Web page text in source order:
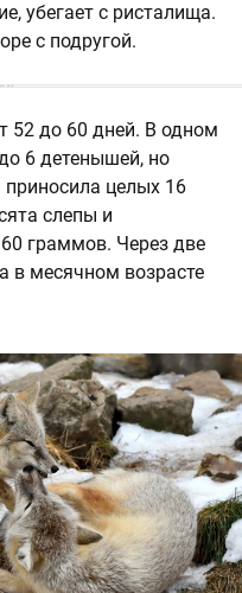
убегает с ристалища.
с подругой.
52 до 60 дней. В одном
6 детенышей, но
приносила целых 16
слепы и
граммов. Через две
в месячном возрасте